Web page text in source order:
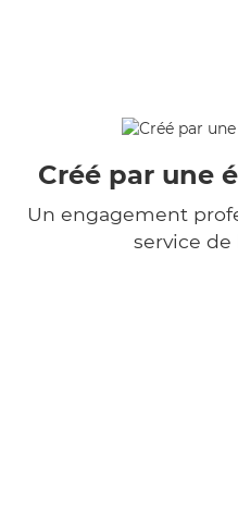
Créé par une
Un engagement
service